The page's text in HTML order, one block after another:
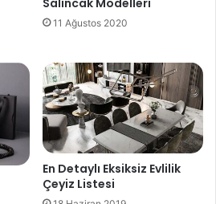
Salıncak Modelleri
11 Ağustos 2020
En Detaylı Eksiksiz Evlilik
Çeyiz Listesi